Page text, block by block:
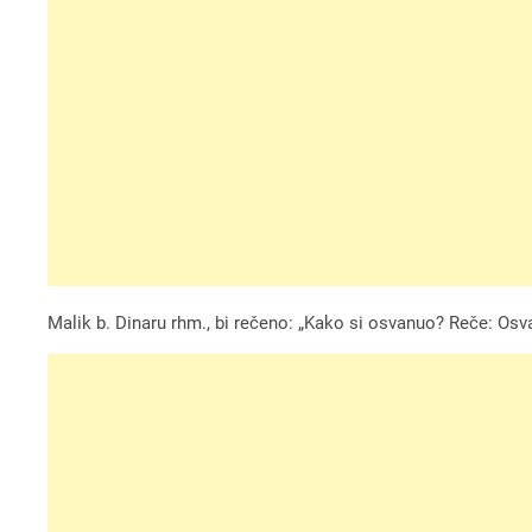
Malik b. Dinaru rhm., bi rečeno: „Kako si osvanuo? Reče: